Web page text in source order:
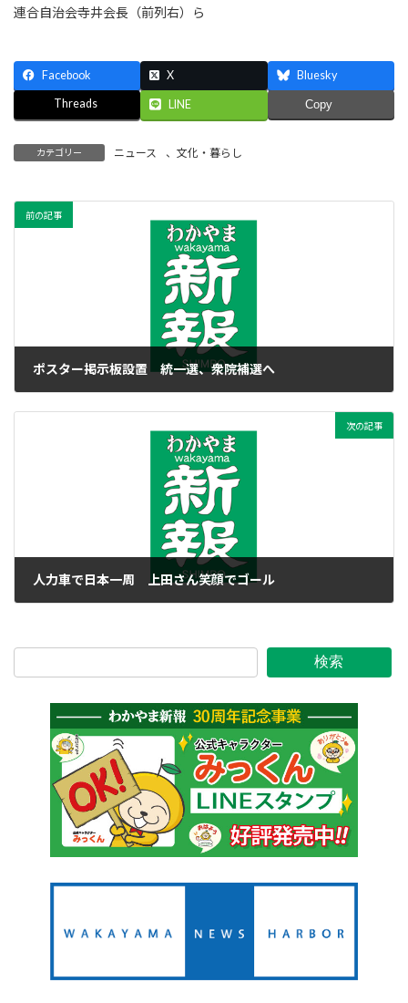
連合自治会寺井会長（前列右）ら
Facebook X Bluesky
Threads LINE Copy
カテゴリー ニュース 、 文化・暮らし
前の記事
ポスター掲示板設置 統一選、衆院補選へ
次の記事
人力車で日本一周 上田さん笑顔でゴール
検索